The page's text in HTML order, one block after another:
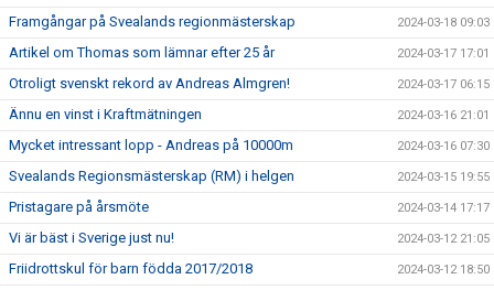
Framgångar på Svealands regionmästerskap 2024-03-18 09:03
Artikel om Thomas som lämnar efter 25 år 2024-03-17 17:01
Otroligt svenskt rekord av Andreas Almgren! 2024-03-17 06:15
Ännu en vinst i Kraftmätningen 2024-03-16 21:01
Mycket intressant lopp - Andreas på 10000m 2024-03-16 07:30
Svealands Regionsmästerskap (RM) i helgen 2024-03-15 19:55
Pristagare på årsmöte 2024-03-14 17:17
Vi är bäst i Sverige just nu! 2024-03-12 21:05
Friidrottskul för barn födda 2017/2018 2024-03-12 18:50